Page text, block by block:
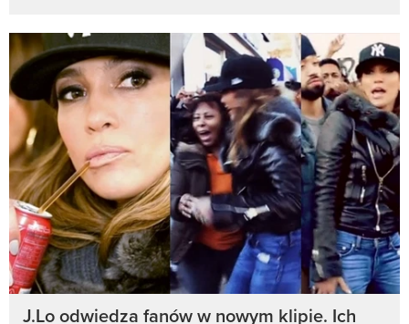
J.Lo odwiedza fanów w nowym klipie. Ich